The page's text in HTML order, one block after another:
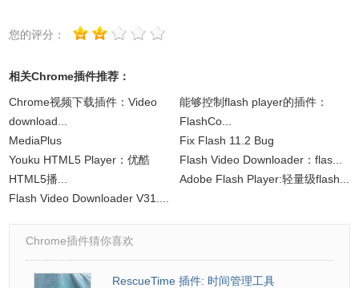
您的评分：
相关Chrome插件推荐：
Chrome视频下载插件：Video
download...
能够控制flash player的插件：
FlashCo...
MediaPlus
Fix Flash 11.2 Bug
Youku HTML5 Player：优酷
HTML5播...
Flash Video Downloader：flas...
Adobe Flash Player:轻量级flash...
Flash Video Downloader V31....
Chrome插件猜你喜欢
RescueTime 插件: 时间管理工具